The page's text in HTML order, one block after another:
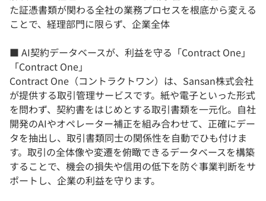
た証憑書類が関わる全社の業務プロセスを根底から変える
ことで、経理部門に限らず、企業全体
■ AI契約データベースが、利益を守る「Contract One」
「Contract One」
Contract One（コントラクトワン）は、Sansan株式会社
が提供する取引管理サービスです。紙や電子といった形式
を問わず、契約書をはじめとする取引書類を一元化。自社
開発のAIやオペレーター補正を組み合わせて、正確にデー
タを抽出し、取引書類同士の関係性を自動でひも付けま
す。取引の全体像や変遷を俯瞰できるデータベースを構築
することで、機会の損失や信用の低下を防ぐ事業判断をサ
ポートし、企業の利益を守ります。